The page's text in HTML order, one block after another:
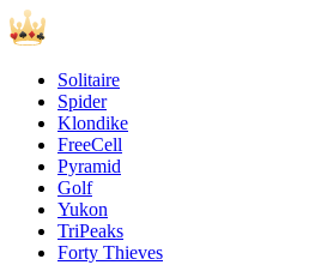
Solitaire
Spider
Klondike
FreeCell
Pyramid
Golf
Yukon
TriPeaks
Forty Thieves